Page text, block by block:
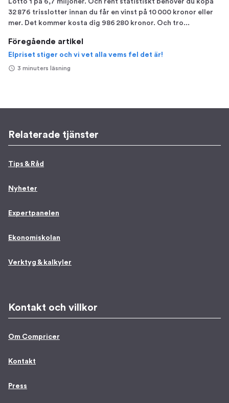
Lotto 1 på 6,7 miljoner. Och rent statistiskt behöver du köpa
32 876 trisslotter innan du får en vinst på 10 000 kronor eller
mer. Det kommer kosta dig 986 280 kronor. Och tro...
Föregående artikel
Elpriset stiger och vi vet alla vems fel det är!
3 minuters läsning
Relaterade tjänster
Tips & Råd
Nyheter
Expertpanelen
Ekonomiskolan
Verktyg & kalkyler
Kontakt och villkor
Om Compricer
Kontakt
Press